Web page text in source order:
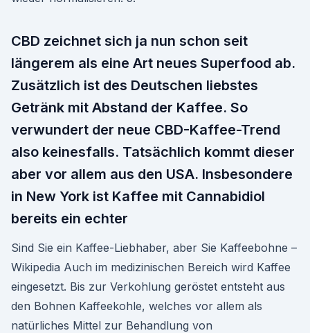
CBD zeichnet sich ja nun schon seit
längerem als eine Art neues Superfood ab.
Zusätzlich ist des Deutschen liebstes
Getränk mit Abstand der Kaffee. So
verwundert der neue CBD-Kaffee-Trend
also keinesfalls. Tatsächlich kommt dieser
aber vor allem aus den USA. Insbesondere
in New York ist Kaffee mit Cannabidiol
bereits ein echter
Sind Sie ein Kaffee-Liebhaber, aber Sie Kaffeebohne –
Wikipedia Auch im medizinischen Bereich wird Kaffee
eingesetzt. Bis zur Verkohlung geröstet entsteht aus
den Bohnen Kaffeekohle, welches vor allem als
natürliches Mittel zur Behandlung von